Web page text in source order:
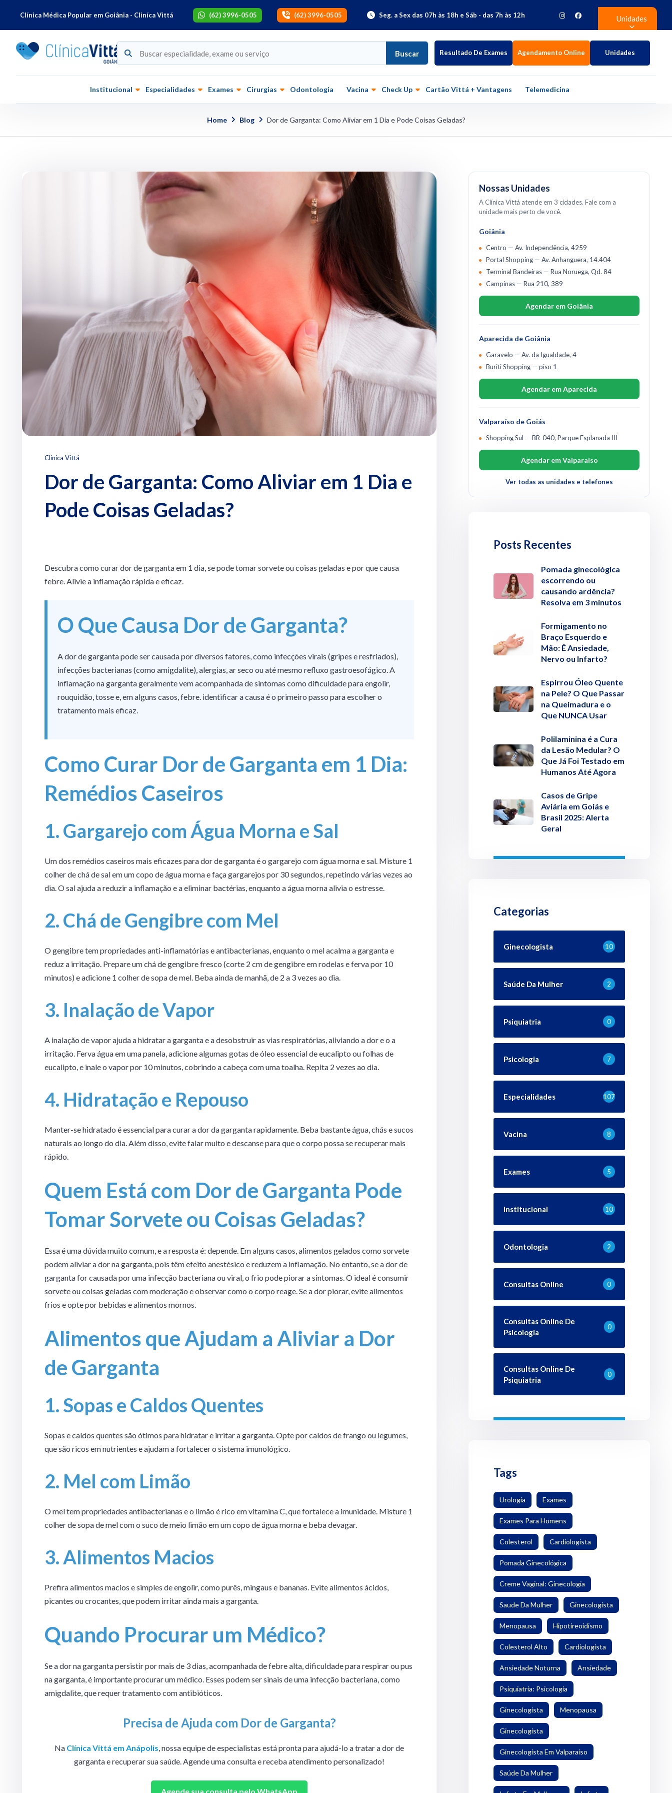
Clínica Médica Popular em Goiânia - Cliníca Vittá (62) 3996-0505 (62) 3996-0505 Seg. a Sex das 07h às 18h e Sáb - das 7h às 12h Unidades
Buscar Resultado De Exames Agendamento Online Unidades
Institucional Especialidades Exames Cirurgias Odontologia Vacina Check Up Cartão Vittá + Vantagens Telemedicina
Home Blog Dor de Garganta: Como Aliviar em 1 Dia e Pode Coisas Geladas?
Clínica Vittá
Dor de Garganta: Como Aliviar em 1 Dia e
Pode Coisas Geladas?
Descubra como curar dor de garganta em 1 dia, se pode tomar sorvete ou coisas geladas e por que causa
febre. Alivie a inflamação rápida e eficaz.
O Que Causa Dor de Garganta?
A dor de garganta pode ser causada por diversos fatores, como infecções virais (gripes e resfriados),
infecções bacterianas (como amigdalite), alergias, ar seco ou até mesmo refluxo gastroesofágico. A
inflamação na garganta geralmente vem acompanhada de sintomas como dificuldade para engolir,
rouquidão, tosse e, em alguns casos, febre. identificar a causa é o primeiro passo para escolher o
tratamento mais eficaz.
Como Curar Dor de Garganta em 1 Dia:
Remédios Caseiros
1. Gargarejo com Água Morna e Sal
Um dos remédios caseiros mais eficazes para dor de garganta é o gargarejo com água morna e sal. Misture 1
colher de chá de sal em um copo de água morna e faça gargarejos por 30 segundos, repetindo várias vezes ao
dia. O sal ajuda a reduzir a inflamação e a eliminar bactérias, enquanto a água morna alivia o estresse.
2. Chá de Gengibre com Mel
O gengibre tem propriedades anti-inflamatórias e antibacterianas, enquanto o mel acalma a garganta e
reduz a irritação. Prepare um chá de gengibre fresco (corte 2 cm de gengibre em rodelas e ferva por 10
minutos) e adicione 1 colher de sopa de mel. Beba ainda de manhã, de 2 a 3 vezes ao dia.
3. Inalação de Vapor
A inalação de vapor ajuda a hidratar a garganta e a desobstruir as vias respiratórias, aliviando a dor e o a
irritação. Ferva água em uma panela, adicione algumas gotas de óleo essencial de eucalipto ou folhas de
eucalipto, e inale o vapor por 10 minutos, cobrindo a cabeça com uma toalha. Repita 2 vezes ao dia.
4. Hidratação e Repouso
Manter-se hidratado é essencial para curar a dor da garganta rapidamente. Beba bastante água, chás e sucos
naturais ao longo do dia. Além disso, evite falar muito e descanse para que o corpo possa se recuperar mais
rápido.
Quem Está com Dor de Garganta Pode
Tomar Sorvete ou Coisas Geladas?
Essa é uma dúvida muito comum, e a resposta é: depende. Em alguns casos, alimentos gelados como sorvete
podem aliviar a dor na garganta, pois têm efeito anestésico e reduzem a inflamação. No entanto, se a dor de
garganta for causada por uma infecção bacteriana ou viral, o frio pode piorar a sintomas. O ideal é consumir
sorvete ou coisas geladas com moderação e observar como o corpo reage. Se a dor piorar, evite alimentos
frios e opte por bebidas e alimentos mornos.
Alimentos que Ajudam a Aliviar a Dor
de Garganta
1. Sopas e Caldos Quentes
Sopas e caldos quentes são ótimos para hidratar e irritar a garganta. Opte por caldos de frango ou legumes,
que são ricos em nutrientes e ajudam a fortalecer o sistema imunológico.
2. Mel com Limão
O mel tem propriedades antibacterianas e o limão é rico em vitamina C, que fortalece a imunidade. Misture 1
colher de sopa de mel com o suco de meio limão em um copo de água morna e beba devagar.
3. Alimentos Macios
Prefira alimentos macios e simples de engolir, como purês, mingaus e bananas. Evite alimentos ácidos,
picantes ou crocantes, que podem irritar ainda mais a garganta.
Quando Procurar um Médico?
Se a dor na garganta persistir por mais de 3 dias, acompanhada de febre alta, dificuldade para respirar ou pus
na garganta, é importante procurar um médico. Esses podem ser sinais de uma infecção bacteriana, como
amigdalite, que requer tratamento com antibióticos.
Precisa de Ajuda com Dor de Garganta?
Na Clínica Vittá em Anápolis , nossa equipe de especialistas está pronta para ajudá-lo a tratar a dor de
garganta e recuperar sua saúde. Agende uma consulta e receba atendimento personalizado!
Agende sua consulta pelo WhatsApp
Nossas Unidades
A Clínica Vittá atende em 3 cidades. Fale com a
unidade mais perto de você.
Goiânia
Centro — Av. Independência, 4259
Portal Shopping — Av. Anhanguera, 14.404
Terminal Bandeiras — Rua Noruega, Qd. 84
Campinas — Rua 210, 389
Agendar em Goiânia
Aparecida de Goiânia
Garavelo — Av. da Igualdade, 4
Buriti Shopping — piso 1
Agendar em Aparecida
Valparaíso de Goiás
Shopping Sul — BR-040, Parque Esplanada III
Agendar em Valparaíso
Ver todas as unidades e telefones
Posts Recentes
Pomada ginecológica
escorrendo ou
causando ardência?
Resolva em 3 minutos
Formigamento no
Braço Esquerdo e
Mão: É Ansiedade,
Nervo ou Infarto?
Espirrou Óleo Quente
na Pele? O Que Passar
na Queimadura e o
Que NUNCA Usar
Polilaminina é a Cura
da Lesão Medular? O
Que Já Foi Testado em
Humanos Até Agora
Casos de Gripe
Aviária em Goiás e
Brasil 2025: Alerta
Geral
Categorias
Ginecologista 10
Saúde Da Mulher 2
Psiquiatria 0
Psicologia 7
Especialidades 107
Vacina 8
Exames 5
Institucional 10
Odontologia 2
Consultas Online 0
Consultas Online De
Psicologia
0
Consultas Online De
Psiquiatria
0
Tags
Urologia Exames
Exames Para Homens
Colesterol Cardiologista
Pomada Ginecológica
Creme Vaginal: Ginecologia
Saude Da Mulher Ginecologista
Menopausa Hipotireoidismo
Colesterol Alto Cardiologista
Ansiedade Noturna Ansiedade
Psiquiatria: Psicologia
Ginecologista Menopausa
Ginecologista
Ginecologista Em Valparaíso
Saúde Da Mulher